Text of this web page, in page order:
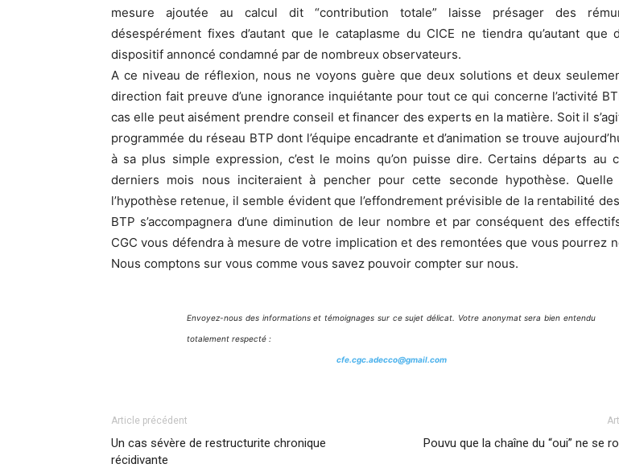
mesure ajoutée au calcul dit “contribution totale” laisse présager des
désespérément fixes d’autant que le cataplasme du CICE ne tiendra qu’autant que
dispositif annoncé condamné par de nombreux observateurs.
A ce niveau de réflexion, nous ne voyons guère que deux solutions et deux
direction fait preuve d’une ignorance inquiétante pour tout ce qui concerne l’activité
cas elle peut aisément prendre conseil et financer des experts en la matière. Soit il
programmée du réseau BTP dont l’équipe encadrante et d’animation se trouve
à sa plus simple expression, c’est le moins qu’on puisse dire. Certains départs au
derniers mois nous inciteraient à pencher pour cette seconde hypothèse.
l’hypothèse retenue, il semble évident que l’effondrement prévisible de la rentabilité
BTP s’accompagnera d’une diminution de leur nombre et par conséquent des
CGC vous défendra à mesure de votre implication et des remontées que vous pourrez
Nous comptons sur vous comme vous savez pouvoir compter sur nous.
Envoyez-nous des informations et témoignages sur ce sujet délicat. Votre anonymat sera bien entendu
totalement respecté :
cfe.cgc.adecco@gmail.com
Article précédent
Un cas sévère de restructurite chronique
récidivante
Pouvu que la chaîne du “oui” ne se